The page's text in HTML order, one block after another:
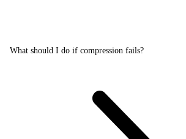
What should I do if compression fails?